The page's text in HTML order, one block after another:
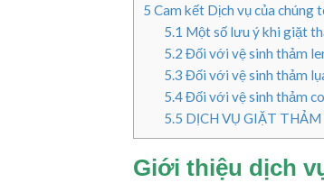
5 Cam kết Dịch vụ của chúng
5.1 Một số lưu ý khi giặt
5.2 Đối với vệ sinh thảm
5.3 Đối với vệ sinh thảm
5.4Đối với vệ sinh thảm
5.5 DỊCH VỤ GIẶT
Giới thiệu dịch